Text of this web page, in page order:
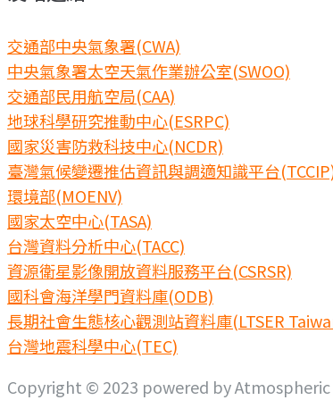
交通部中央氣象署(CWA)
中央氣象署太空天氣作業辦公室(SWOO)
交通部民用航空局(CAA)
地球科學研究推動中心(ESRPC)
國家災害防救科技中心(NCDR)
臺灣氣候變遷推估資訊與調適知識平台
環境部(MOENV)
國家太空中心(TASA)
台灣資料分析中心(TACC)
資源衛星影像開放資料服務平台(CSRSR)
國科會海洋學門資料庫(ODB)
長期社會生態核心觀測站資料庫(LTSER
台灣地震科學中心(TEC)
Copyright © 2023 powered by